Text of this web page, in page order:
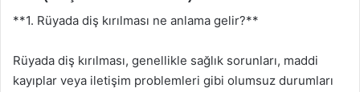
**1. Rüyada diş kırılması ne anlama gelir?**
Rüyada diş kırılması, genellikle sağlık sorunları, maddi
kayıplar veya iletişim problemleri gibi olumsuz durumları